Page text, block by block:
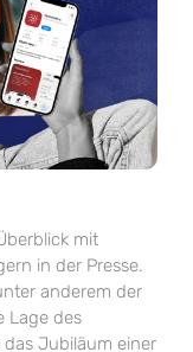
mit
in der Presse.
anderem der
Lage des
Jubiläum einer